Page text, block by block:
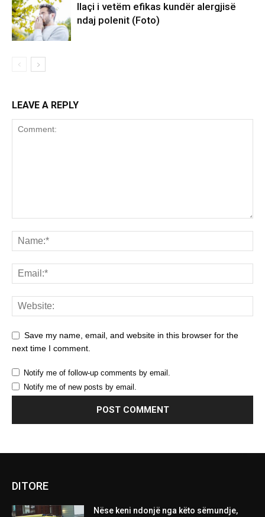
Ilaçi i vetëm efikas kundër alergjisë
ndaj polenit (Foto)
LEAVE A REPLY
Save my name, email, and website in this browser for the
next time I comment.
Notify me of follow-up comments by email.
Notify me of new posts by email.
DITORE
Nëse keni ndonjë nga këto sëmundje,